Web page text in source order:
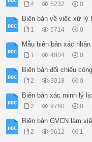
4 6232 0
Biên bản về việc xử lý
1 5714 0
Mẫu biên bản xác
1 4804 0
Biên bản đối chiếu
2 3018 0
Biên bản xác minh lý
2 9760 0
Biên bản GVCN làm
2 9612 1